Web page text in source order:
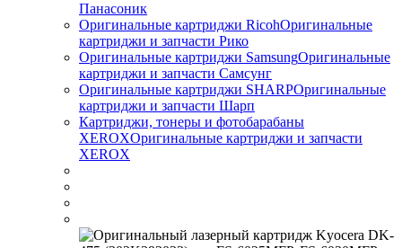
Панасоник
Оригинальные картриджи RicohОригинальные
картриджи и запчасти Рико
Оригинальные картриджи SamsungОригинальные
картриджи и запчасти Самсунг
Оригинальные картриджи SHARPОригинальные
картриджи и запчасти Шарп
Картриджи, тонеры и фотобарабаны
XEROXОригинальные картриджи и запчасти
XEROX